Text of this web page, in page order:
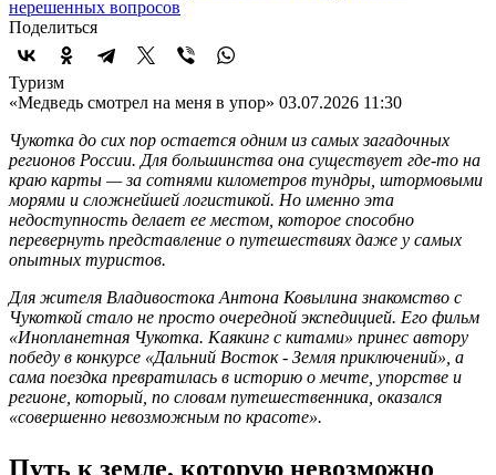
нерешенных вопросов
Поделиться
Туризм
«Медведь смотрел на меня в упор» 03.07.2026 11:30
Чукотка до сих пор остается одним из самых загадочных
регионов России. Для большинства она существует где-то на
краю карты — за сотнями километров тундры, штормовыми
морями и сложнейшей логистикой. Но именно эта
недоступность делает ее местом, которое способно
перевернуть представление о путешествиях даже у самых
опытных туристов.
Для жителя Владивостока Антона Ковылина знакомство с
Чукоткой стало не просто очередной экспедицией. Его фильм
«Инопланетная Чукотка. Каякинг с китами» принес автору
победу в конкурсе «Дальний Восток - Земля приключений», а
сама поездка превратилась в историю о мечте, упорстве и
регионе, который, по словам путешественника, оказался
«совершенно невозможным по красоте».
Путь к земле, которую невозможно